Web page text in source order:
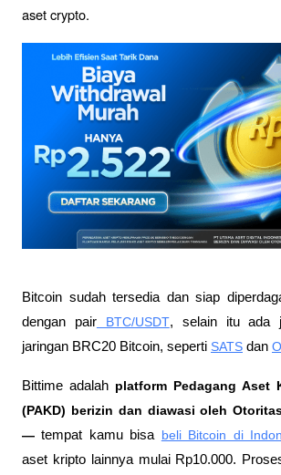
aset crypto.
Bitcoin sudah tersedia dan siap
dengan pair BTC/USDT, selain itu ada
jaringan BRC20 Bitcoin, seperti SATS dan
Bittime adalah platform Pedagang Aset
(PAKD) berizin dan diawasi oleh
— tempat kamu bisa beli Bitcoin di
aset kripto lainnya mulai Rp10.000.